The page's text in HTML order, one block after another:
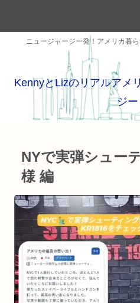
ニュージャージー発！アメリカ暮
KennyとLizのリアルアメ
ジー
NYで実弾シュー
様 編